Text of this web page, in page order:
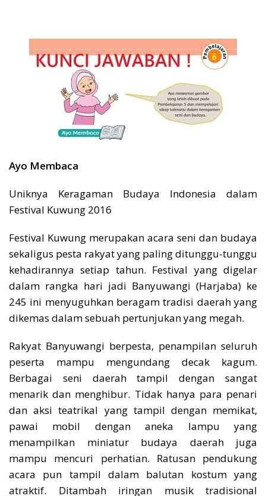
Ayo Membaca
Uniknya Keragaman Budaya Indonesia dalam
Festival Kuwung 2016
Festival Kuwung merupakan acara seni dan budaya
sekaligus pesta rakyat yang paling ditunggu-tunggu
kehadirannya setiap tahun. Festival yang digelar
dalam rangka hari jadi Banyuwangi (Harjaba) ke
245 ini menyuguhkan beragam tradisi daerah yang
dikemas dalam sebuah pertunjukan yang megah.
Rakyat Banyuwangi berpesta, penampilan seluruh
peserta mampu mengundang decak kagum.
Berbagai seni daerah tampil dengan sangat
menarik dan menghibur. Tidak hanya para penari
dan aksi teatrikal yang tampil dengan memikat,
pawai mobil dengan aneka lampu yang
menampilkan miniatur budaya daerah juga
mampu mencuri perhatian. Ratusan pendukung
acara pun tampil dalam balutan kostum yang
atraktif. Ditambah iringan musik tradisional